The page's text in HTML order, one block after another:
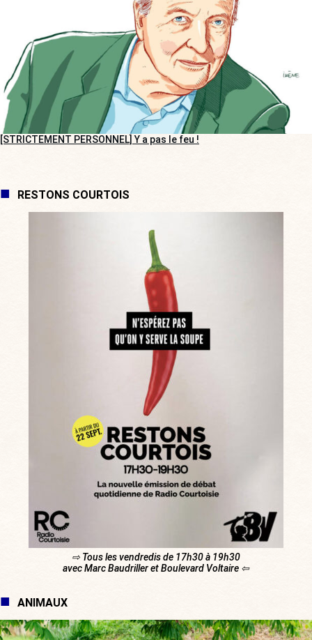
[STRICTEMENT PERSONNEL] Y a pas le feu !
RESTONS COURTOIS
⇨ Tous les vendredis de 17h30 à 19h30
avec Marc Baudriller et Boulevard Voltaire ⇦
ANIMAUX